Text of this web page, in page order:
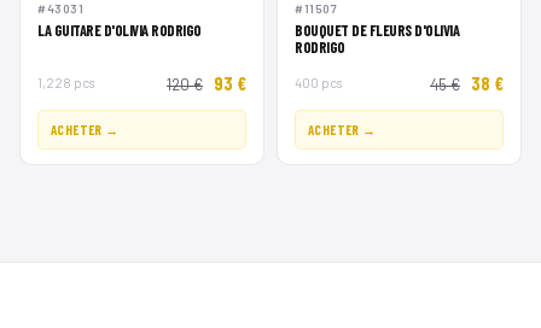
#43031
LA GUITARE D'OLIVIA RODRIGO
1,228 pcs 120 € 93 €
ACHETER →
#11507
BOUQUET DE FLEURS D'OLIVIA
RODRIGO
400 pcs 45 € 38 €
ACHETER →